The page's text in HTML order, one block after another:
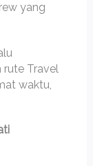
yang
rute Travel
waktu,